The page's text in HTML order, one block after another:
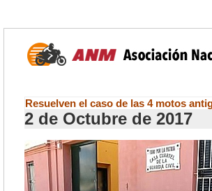
Resuelven el caso de las 4 motos
2 de Octubre de 2017